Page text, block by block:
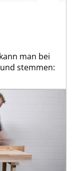
man bei
stemmen: